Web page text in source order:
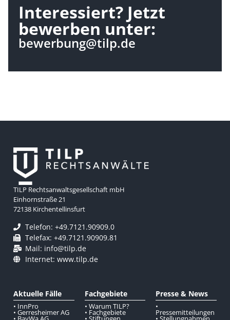
Interessiert? Jetzt
bewerben unter:
bewerbung@tilp.de
TILP Rechtsanwaltsgesellschaft mbH
Einhornstraße 21
72138 Kirchentellinsfurt
Telefon: +49.7121.90909.0
Telefax: +49.7121.90909.81
Mail: info@tilp.de
Internet: www.tilp.de
Aktuelle Fälle
• InnPro
• Gerresheimer AG
Fachgebiete
• Warum TILP?
• Fachgebiete
Presse & News
•
Pressemitteilungen